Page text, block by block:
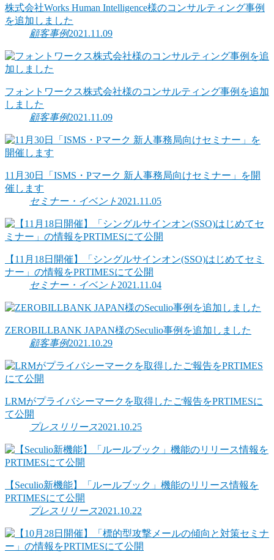
株式会社Works Human Intelligence様のコンサルティング事例
を追加しました
顧客事例2021.11.09
フォントワークス株式会社様のコンサルティング事例を追加
しました
顧客事例2021.11.09
11月30日「ISMS・Pマーク 新人事務局向けセミナー」を開
催します
セミナー・イベント 2021.11.05
【11月18日開催】「シングルサインオン(SSO)はじめてセミ
ナー」の情報をPRTIMESにて公開
セミナー・イベント 2021.11.04
ZEROBILLBANK JAPAN様のSeculio事例を追加しました
顧客事例2021.10.29
LRMがプライバシーマークを取得したご報告をPRTIMESに
て公開
プレスリリース2021.10.25
【Seculio新機能】「ルールブック」機能のリリース情報を
PRTIMESにて公開
プレスリリース2021.10.22